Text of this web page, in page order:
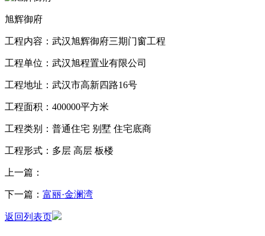
旭辉御府
工程内容：武汉旭辉御府三期门窗工程
工程单位：武汉旭程置业有限公司
工程地址：武汉市高新四路16号
工程面积：400000平方米
工程类别：普通住宅 别墅 住宅底商
工程形式：多层 高层 板楼
上一篇：
下一篇： 富丽·金澜湾
返回列表页